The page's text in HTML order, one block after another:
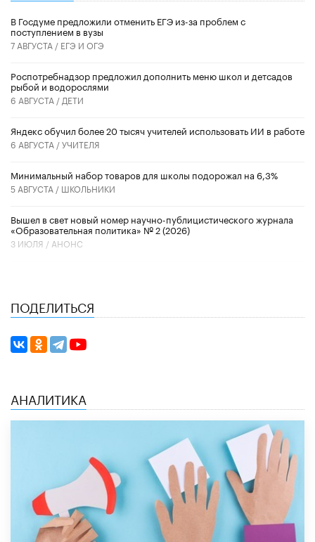
В Госдуме предложили отменить ЕГЭ из-за проблем с
поступлением в вузы
7 АВГУСТА / ЕГЭ И ОГЭ
Роспотребнадзор предложил дополнить меню школ и детсадов
рыбой и водорослями
6 АВГУСТА / ДЕТИ
​Яндекс обучил более 20 тысяч учителей использовать ИИ в работе
6 АВГУСТА /УЧИТЕЛЯ
Минимальный набор товаров для школы подорожал на 6,3%
5 АВГУСТА / ШКОЛЬНИКИ
Вышел в свет новый номер научно-публицистического журнала
«Образовательная политика» № 2 (2026)
3 ИЮЛЯ / АНОНС
ПОДЕЛИТЬСЯ
АНАЛИТИКА